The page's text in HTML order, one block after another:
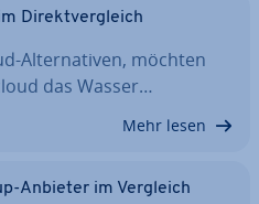
Di­rekt­ver­gleich
Al­ter­na­ti­ven, möchten
das Wasser…
Mehr lesen
Anbieter im Vergleich